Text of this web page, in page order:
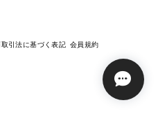
引法に基づく表記 会員規約